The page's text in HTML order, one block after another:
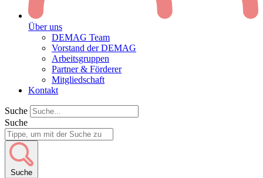
Über uns
DEMAG Team
Vorstand der DEMAG
Arbeitsgruppen
Partner & Förderer
Mitgliedschaft
Kontakt
Suche
Suche
Suche